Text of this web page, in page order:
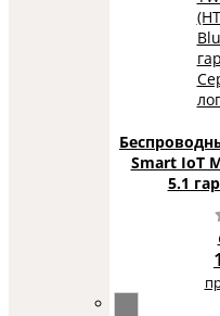
Smart IoT
5.1